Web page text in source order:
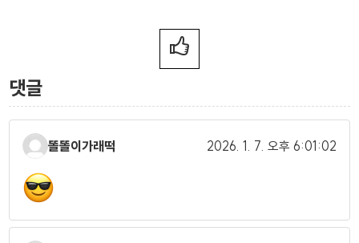
댓글
똘똘이가래떡 2026. 1. 7. 오후 6:01:02